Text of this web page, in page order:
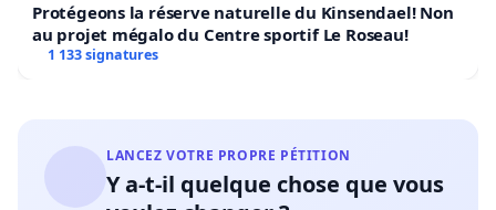
Protégeons la réserve naturelle du Kinsendael! Non
au projet mégalo du Centre sportif Le Roseau!
1 133 signatures
LANCEZ VOTRE PROPRE PÉTITION
Y a-t-il quelque chose que vous